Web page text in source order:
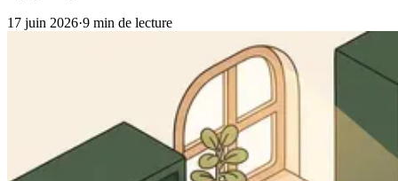
17 juin 2026·9 min de lecture